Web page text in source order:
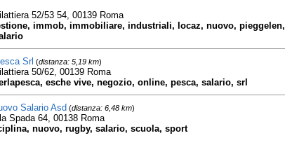
52/53 54, 00139 Roma
immob, immobiliare, industriali, locaz, nuovo, pieggelen,
Srl (distanza: 5,19 km)
50/62, 00139 Roma
esche vive, negozio, online, pesca, salario, srl
Salario Asd (distanza: 6,48 km)
Spada 64, 00138 Roma
nuovo, rugby, salario, scuola, sport